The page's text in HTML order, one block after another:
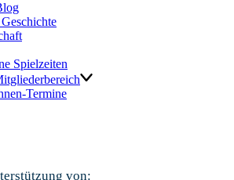
Spielzeiten
Termine
von: